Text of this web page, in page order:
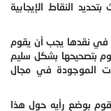
النقاط الإيجابية
في نقدها يجب أن يقوم
بتصحيحها بشكل سليم
الموجودة في مجال
بوضع رأيه حول هذا